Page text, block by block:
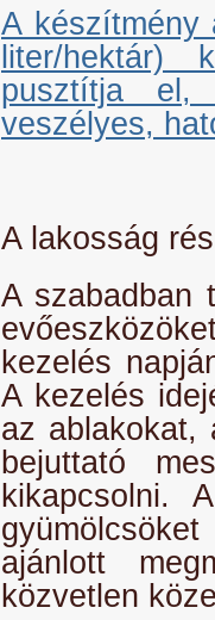
A készítmény
liter/hektár)
pusztítja el,
veszélyes,
A lakosság
A szabadban
kezelés
A kezelés
az ablakokat,
bejuttató
kikapcsolni.
ajánlott
közvetlen